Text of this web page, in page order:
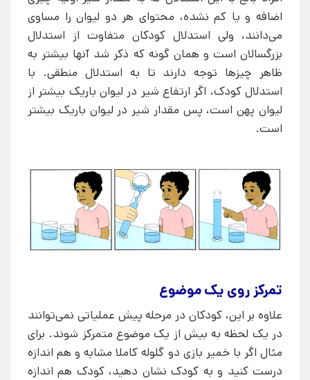
اضافه و یا کم نشده، محتوای هر دو لیوان را مساوی
می‌دانند، ولی استدلال کودکان متفاوت از استدلال
بزرگسالان است و همان گونه که ذکر شد آنها بیشتر به
ظاهر چیزها توجه دارند تا به استدلال منطقی. با
استدلال کودک، اگر ارتفاع شیر در لیوان باریک بیشتر از
لیوان پهن است، پس مقدار شیر در لیوان باریک بیشتر
است.
تمرکز روی یک موضوع
علاوه بر این، کودکان در مرحله پیش عملیاتی نمی‌توانند
در یک لحظه به بیش از یک موضوع متمرکز شوند. برای
مثال اگر با خمیر بازی دو گلوله کاملا مشابه و هم اندازه
درست کنید و به کودک نشان دهید، کودک هم اندازه